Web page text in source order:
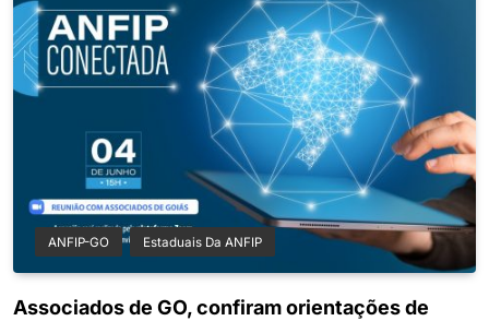
ANFIP-GO Estaduais Da ANFIP
Associados de GO, confiram orientações de